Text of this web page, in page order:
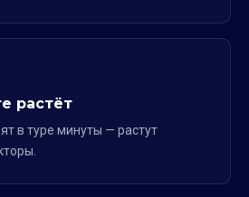
растёт
в туре минуты — растут